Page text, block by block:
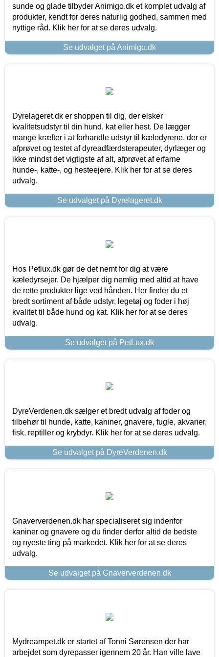
sunde og glade tilbyder Animigo.dk et komplet udvalg af
produkter, kendt for deres naturlig godhed, sammen med
nyttige råd. Klik her for at se deres udvalg.
Se udvalget på Animigo.dk
Dyrelageret.dk er shoppen til dig, der elsker
kvalitetsudstyr til din hund, kat eller hest. De lægger
mange kræfter i at forhandle udstyr til kæledyrene, der er
afprøvet og testet af dyreadfærdsterapeuter, dyrlæger og
ikke mindst det vigtigste af alt, afprøvet af erfarne
hunde-, katte-, og hesteejere. Klik her for at se deres
udvalg.
Se udvalget på Dyrelageret.dk
Hos Petlux.dk gør de det nemt for dig at være
kæledyrsejer. De hjælper dig nemlig med altid at have
de rette produkter lige ved hånden. Her finder du et
bredt sortiment af både udstyr, legetøj og foder i høj
kvalitet til både hund og kat. Klik her for at se deres
udvalg.
Se udvalget på PetLux.dk
DyreVerdenen.dk sælger et bredt udvalg af foder og
tilbehør til hunde, katte, kaniner, gnavere, fugle, akvarier,
fisk, reptiller og krybdyr. Klik her for at se deres udvalg.
Se udvalget på DyreVerdenen.dk
Gnaververdenen.dk har specialiseret sig indenfor
kaniner og gnavere og du finder derfor altid de bedste
og nyeste ting på markedet. Klik her for at se deres
udvalg.
Se udvalget på Gnaververdenen.dk
Mydreampet.dk er startet af Tonni Sørensen der har
arbejdet som dyrepasser igennem 20 år. Han ville lave